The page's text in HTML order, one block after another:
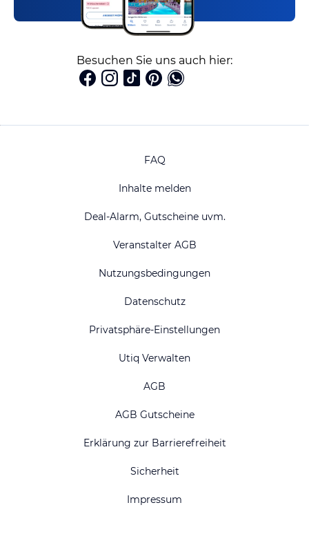
Besuchen Sie uns auch hier:
FAQ
Inhalte melden
Deal-Alarm, Gutscheine uvm.
Veranstalter AGB
Nutzungsbedingungen
Datenschutz
Privatsphäre-Einstellungen
Utiq Verwalten
AGB
AGB Gutscheine
Erklärung zur Barrierefreiheit
Sicherheit
Impressum